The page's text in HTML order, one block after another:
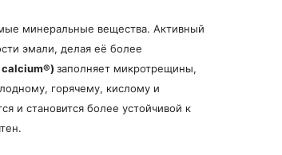
минеральные вещества. Активный
эмали, делая её более
calcium®) заполняет микротрещины,
горячему, кислому и
и становится более устойчивой к